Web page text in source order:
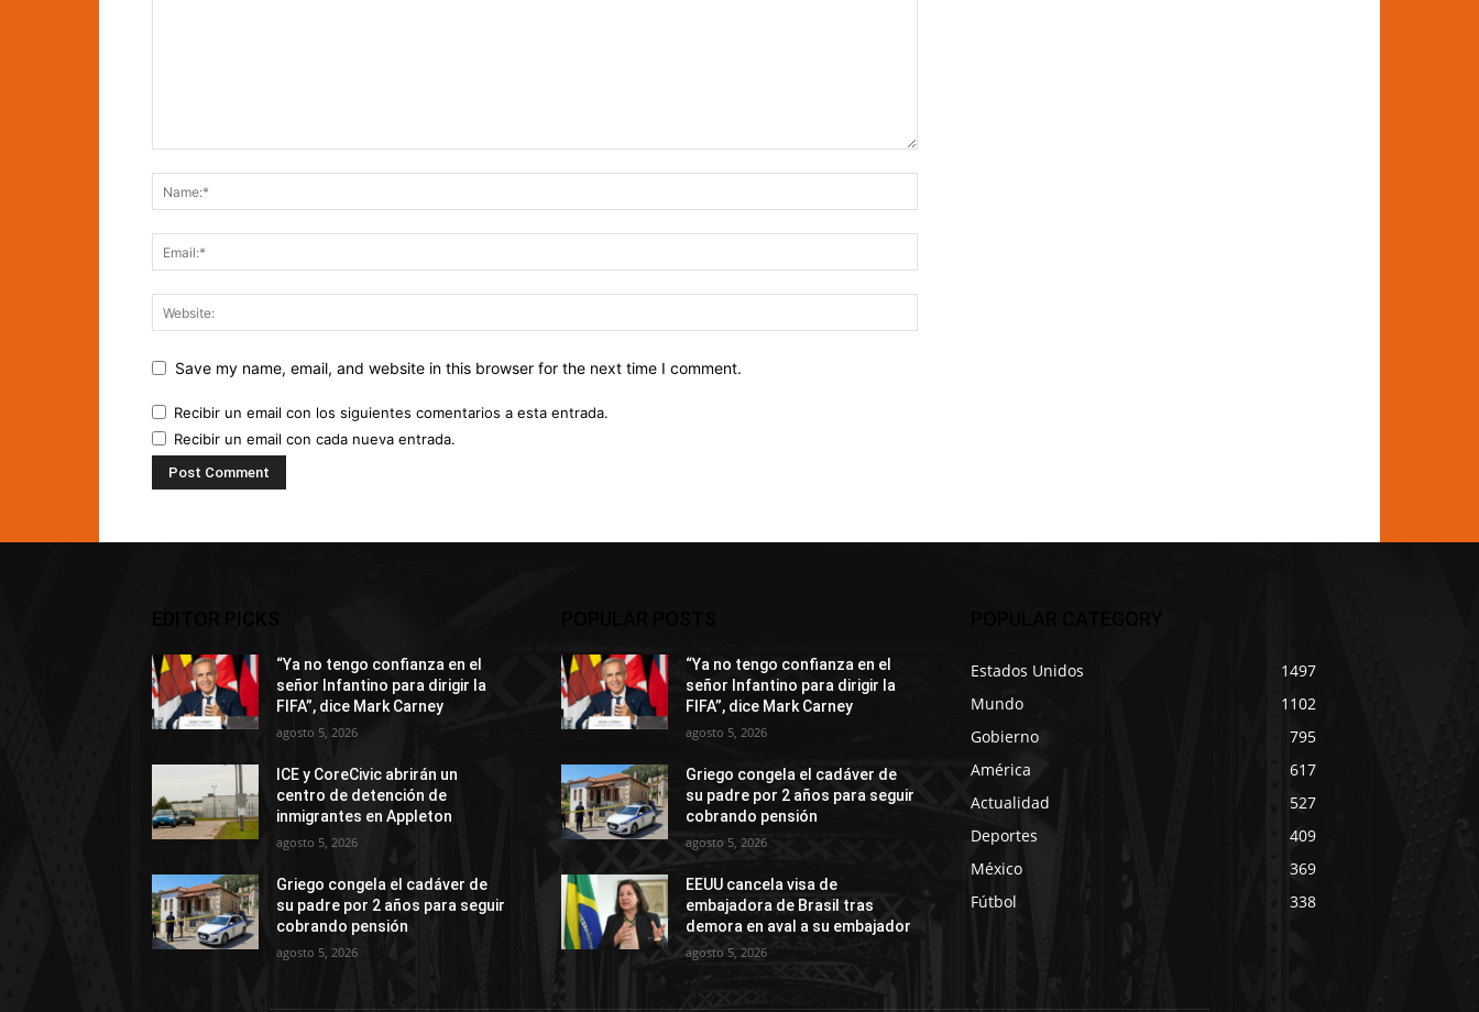
Save my name, email, and website in this browser for the next time I comment.
Recibir un email con los siguientes comentarios a esta entrada.
Recibir un email con cada nueva entrada.
“Ya no tengo confianza en el
señor Infantino para dirigir la
FIFA”, dice Mark Carney
agosto 5, 2026
ICE y CoreCivic abrirán un
centro de detención de
inmigrantes en Appleton
agosto 5, 2026
Griego congela el cadáver de
su padre por 2 años para seguir
cobrando pensión
agosto 5, 2026
“Ya no tengo confianza en el
señor Infantino para dirigir la
FIFA”, dice Mark Carney
agosto 5, 2026
Griego congela el cadáver de
su padre por 2 años para seguir
cobrando pensión
agosto 5, 2026
EEUU cancela visa de
embajadora de Brasil tras
demora en aval a su embajador
agosto 5, 2026
Estados Unidos
1497
Mundo
1102
Gobierno
795
América
617
Actualidad
527
Deportes
409
México
369
Fútbol
338